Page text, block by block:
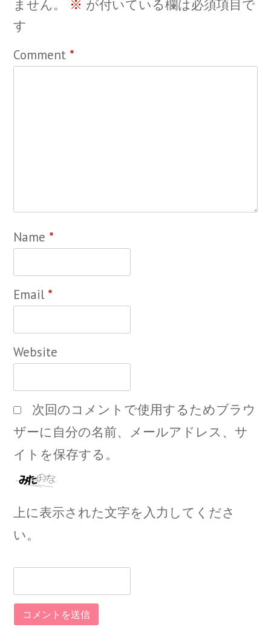
ません。 ※ が付いている欄は必須項目で
す
Comment *
Name *
Email *
Website
次回のコメントで使用するためブラウ
ザーに自分の名前、メールアドレス、サ
イトを保存する。
上に表示された文字を入力してくださ
い。